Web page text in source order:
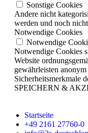
Sonstige Cookies
Andere nicht
werden und noch
Notwendige Cookies
Notwendige
Notwendige Cookies
Website
gewährleisten
Sicherheitsmerkmale
SPEICHERN &
Startseite
+49 2161 27760-0